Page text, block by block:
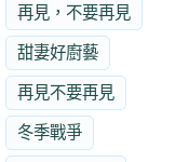
再見，不要再見
甜妻好廚藝
再見不要再見
冬季戰爭